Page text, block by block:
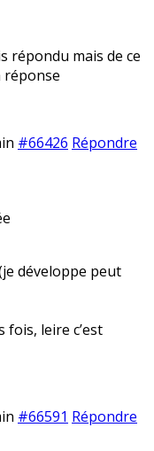
répondu mais de ce
réponse
#66426 Répondre
développe peut
fois, leire c’est
#66591 Répondre